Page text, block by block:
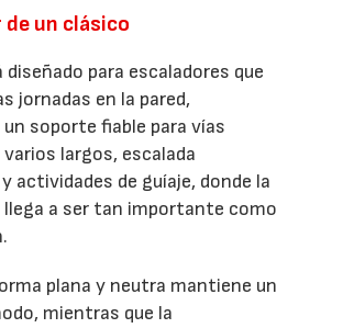
de un clásico
diseñado para escaladores que
jornadas en la pared,
soporte fiable para vías
largos, escalada
actividades de guíaje, donde la
llega a ser tan importante como
plana y neutra mantiene un
mientras que la